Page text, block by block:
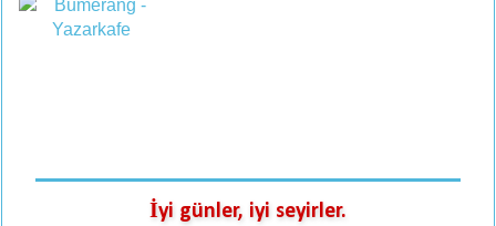
İyi günler, iyi seyirler.